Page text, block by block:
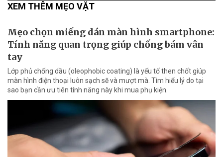
XEM THÊM MẸO VẶT
Mẹo chọn miếng dán màn hình smartphone:
Tính năng quan trọng giúp chống bám vân
tay
Lớp phủ chống dầu (oleophobic coating) là yếu tố then chốt giúp
màn hình điện thoại luôn sạch sẽ và mượt mà. Tìm hiểu lý do tại
sao bạn cần ưu tiên tính năng này khi mua phụ kiện.